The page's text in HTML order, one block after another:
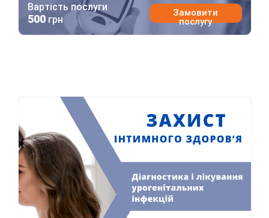
Вартість послуги
500грн
Замовити
послугу
Захист інтимного здоров’я